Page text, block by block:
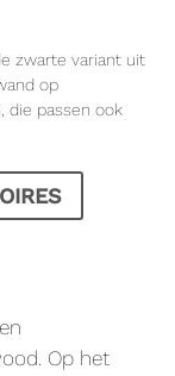
zwarte variant uit
op
die passen ook
Op het